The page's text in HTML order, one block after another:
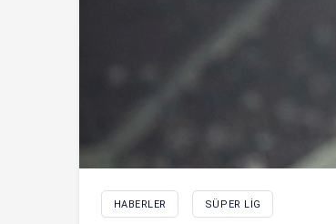
HABERLER SÜPER LIG